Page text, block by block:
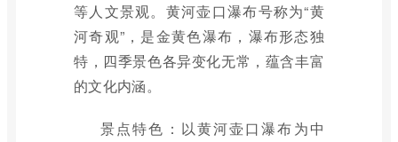
等人文景观。黄河壶口瀑布号称为“黄
河奇观”，是金黄色瀑布，瀑布形态独
特，四季景色各异变化无常，蕴含丰富
的文化内涵。
景点特色：以黄河壶口瀑布为中